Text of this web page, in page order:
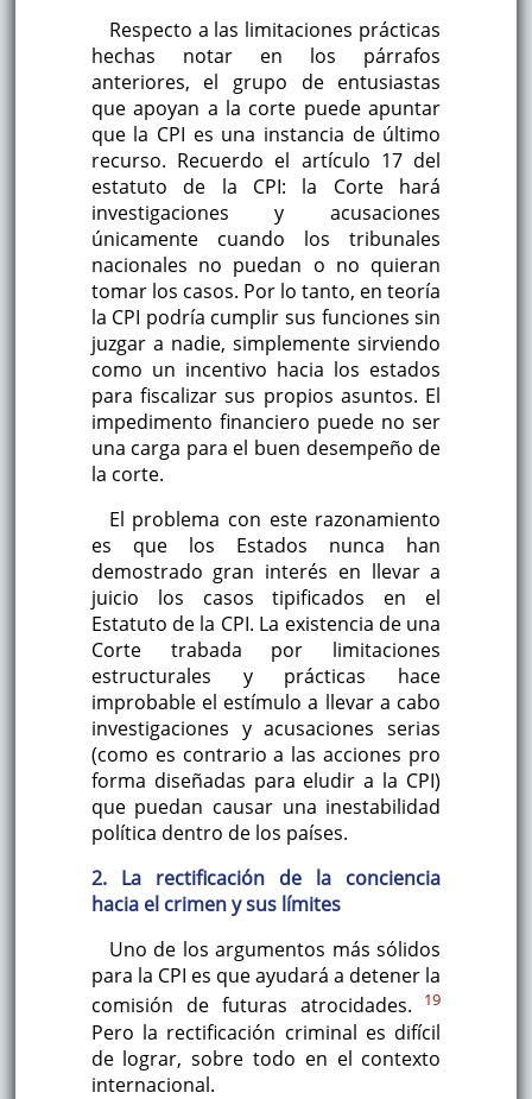
Respecto a las limitaciones prácticas
hechas notar en los párrafos
anteriores, el grupo de entusiastas
que apoyan a la corte puede apuntar
que la CPI es una instancia de último
recurso. Recuerdo el artículo 17 del
estatuto de la CPI: la Corte hará
investigaciones y acusaciones
únicamente cuando los tribunales
nacionales no puedan o no quieran
tomar los casos. Por lo tanto, en teoría
la CPI podría cumplir sus funciones sin
juzgar a nadie, simplemente sirviendo
como un incentivo hacia los estados
para fiscalizar sus propios asuntos. El
impedimento financiero puede no ser
una carga para el buen desempeño de
la corte.
El problema con este razonamiento
es que los Estados nunca han
demostrado gran interés en llevar a
juicio los casos tipificados en el
Estatuto de la CPI. La existencia de una
Corte trabada por limitaciones
estructurales y prácticas hace
improbable el estímulo a llevar a cabo
investigaciones y acusaciones serias
(como es contrario a las acciones pro
forma diseñadas para eludir a la CPI)
que puedan causar una inestabilidad
política dentro de los países.
2. La rectificación de la conciencia
hacia el crimen y sus límites
Uno de los argumentos más sólidos
para la CPI es que ayudará a detener la
comisión de futuras atrocidades.
19
Pero la rectificación criminal es difícil
de lograr, sobre todo en el contexto
internacional.